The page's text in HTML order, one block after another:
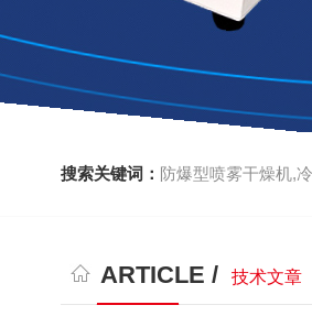
搜索关键词： 防爆型喷雾干燥机,
ARTICLE / 技术文章